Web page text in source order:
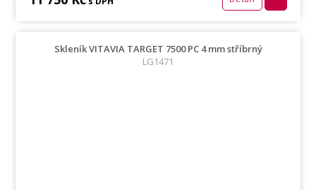
Skleník VITAVIA TARGET 7500 PC 4 mm stříbrný
LG1471